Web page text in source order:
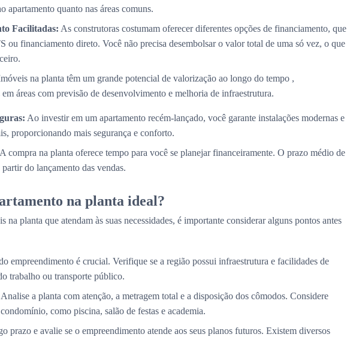
apartamento quanto nas áreas comuns.
Facilitadas: As construtoras costumam oferecer diferentes opções de financiamento, que
ou financiamento direto. Você não precisa desembolsar o valor total de uma só vez, o que
na planta têm um grande potencial de valorização ao longo do tempo ,
áreas com previsão de desenvolvimento e melhoria de infraestrutura.
Ao investir em um apartamento recém-lançado, você garante instalações modernas e
proporcionando mais segurança e conforto.
A compra na planta oferece tempo para você se planejar financeiramente. O prazo médio de
do lançamento das vendas.
na planta ideal?
na planta que atendam às suas necessidades, é importante considerar alguns pontos antes
empreendimento é crucial. Verifique se a região possui infraestrutura e facilidades de
trabalho ou transporte público.
Analise a planta com atenção, a metragem total e a disposição dos cômodos. Considere
como piscina, salão de festas e academia.
prazo e avalie se o empreendimento atende aos seus planos futuros. Existem diversos